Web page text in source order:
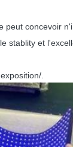
concevoir
et
.